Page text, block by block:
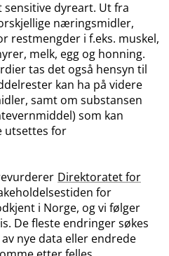
dyreart. Ut fra
næringsmidler,
restmengder i f.eks. muskel,
melk, egg og honning.
tas det også hensyn til
kan ha på videre
samt om substansen
som kan
utsettes for
Direktoratet for
for
i Norge, og vi følger
De fleste endringer søkes
nye data eller endrede